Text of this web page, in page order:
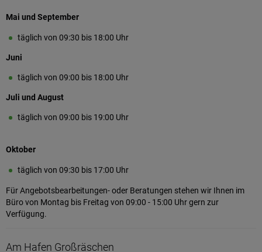
Mai und September
täglich von 09:30 bis 18:00 Uhr
Juni
täglich von 09:00 bis 18:00 Uhr
Juli und August
täglich von 09:00 bis 19:00 Uhr
Oktober
täglich von 09:30 bis 17:00 Uhr
Für Angebotsbearbeitungen- oder Beratungen stehen wir Ihnen im
Büro von Montag bis Freitag von 09:00 - 15:00 Uhr gern zur
Verfügung.
Am Hafen Großräschen